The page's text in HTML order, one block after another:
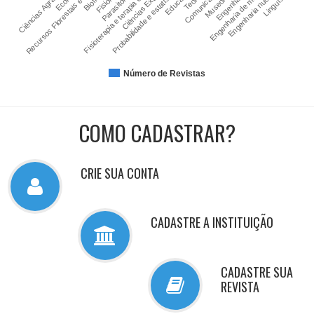
Número de Revistas
Ciências Agrárias Engenharia nuclear
Recursos Florestais e E…Fisioterapia e terapia oc…
Probabilidade e estatística Engenharia de minas
COMO CADASTRAR?
CRIE SUA CONTA
CADASTRE A INSTITUIÇÃO
CADASTRE SUA
REVISTA